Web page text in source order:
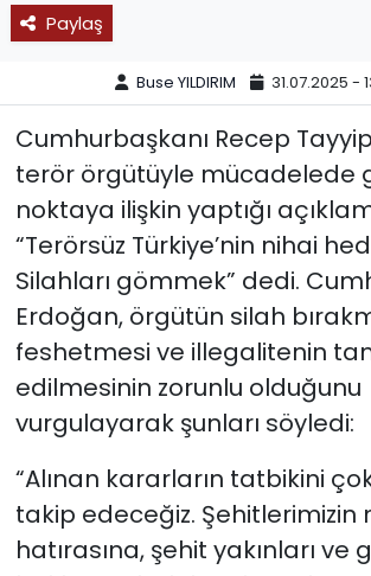
Paylaş
Buse YILDIRIM 31.07.2025 -
Cumhurbaşkanı Recep
terör örgütüyle mücadelede
noktaya ilişkin yaptığı
“Terörsüz Türkiye’nin nihai
Silahları gömmek” dedi.
Erdoğan, örgütün silah
feshetmesi ve illegalitenin
edilmesinin zorunlu olduğunu
vurgulayarak şunları söyledi:
“Alınan kararların tatbikini
takip edeceğiz. Şehitlerimizin
hatırasına, şehit yakınları ve